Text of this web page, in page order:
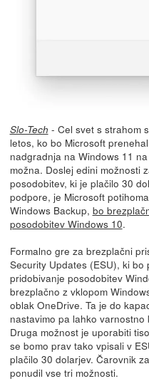
Slo-Tech - Cel svet s strahom
letos, ko bo Microsoft
nadgradnja na Windows 11
možna. Doslej edini možnosti
posodobitev, ki je plačilo 30
podpore, je Microsoft
Windows Backup, bo
posodobitev Windows 10.
Formalno gre za brezplačni
Security Updates (ESU), ki
pridobivanje posodobitev
brezplačno z vklopom
oblak OneDrive. Ta je do
nastavimo pa lahko
Druga možnost je uporabiti
se bomo prav tako vpisali v
plačilo 30 dolarjev. Čarovnik
ponudil vse tri možnosti.